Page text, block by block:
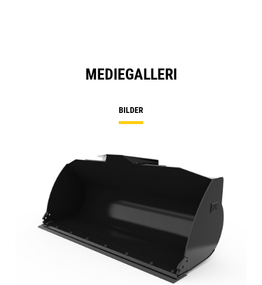
MEDIEGALLERI
BILDER